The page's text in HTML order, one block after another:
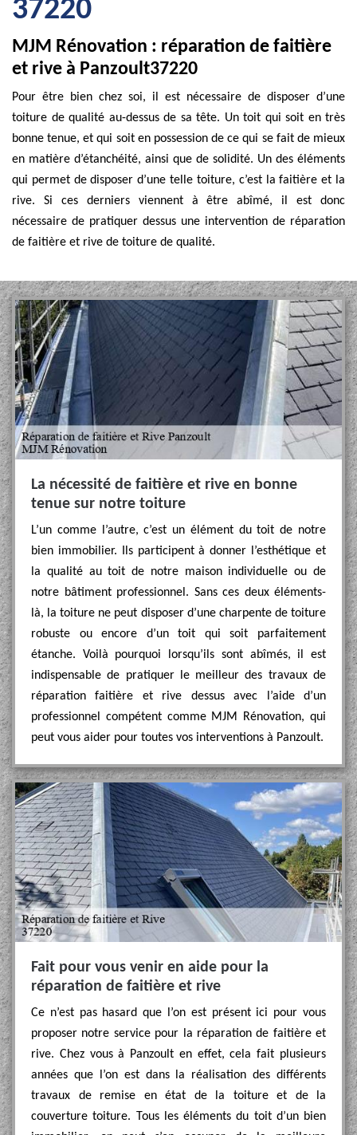
37220
MJM Rénovation : réparation de faitière
et rive à Panzoult37220
Pour être bien chez soi, il est nécessaire de disposer d’une
toiture de qualité au-dessus de sa tête. Un toit qui soit en très
bonne tenue, et qui soit en possession de ce qui se fait de mieux
en matière d’étanchéité, ainsi que de solidité. Un des éléments
qui permet de disposer d’une telle toiture, c’est la faitière et la
rive. Si ces derniers viennent à être abîmé, il est donc
nécessaire de pratiquer dessus une intervention de réparation
de faitière et rive de toiture de qualité.
La nécessité de faitière et rive en bonne
tenue sur notre toiture
L’un comme l’autre, c’est un élément du toit de notre
bien immobilier. Ils participent à donner l’esthétique et
la qualité au toit de notre maison individuelle ou de
notre bâtiment professionnel. Sans ces deux éléments-
là, la toiture ne peut disposer d’une charpente de toiture
robuste ou encore d’un toit qui soit parfaitement
étanche. Voilà pourquoi lorsqu’ils sont abîmés, il est
indispensable de pratiquer le meilleur des travaux de
réparation faitière et rive dessus avec l’aide d’un
professionnel compétent comme MJM Rénovation, qui
peut vous aider pour toutes vos interventions à Panzoult.
Fait pour vous venir en aide pour la
réparation de faitière et rive
Ce n’est pas hasard que l’on est présent ici pour vous
proposer notre service pour la réparation de faitière et
rive. Chez vous à Panzoult en effet, cela fait plusieurs
années que l’on est dans la réalisation des différents
travaux de remise en état de la toiture et de la
couverture toiture. Tous les éléments du toit d’un bien